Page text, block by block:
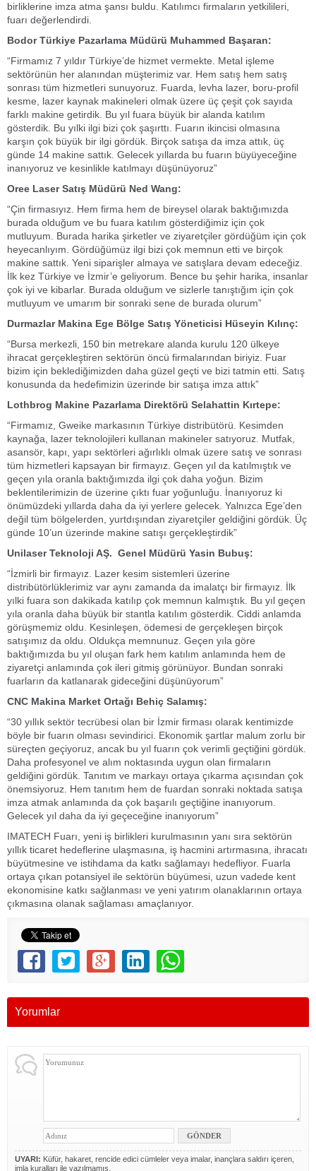
birliklerine imza atma şansı buldu. Katılımcı firmaların yetkilileri,
fuarı değerlendirdi.
Bodor Türkiye Pazarlama Müdürü Muhammed Başaran:
“Firmamız 7 yıldır Türkiye’de hizmet vermekte. Metal işleme
sektörünün her alanından müşterimiz var. Hem satış hem satış
sonrası tüm hizmetleri sunuyoruz. Fuarda, levha lazer, boru-profil
kesme, lazer kaynak makineleri olmak üzere üç çeşit çok sayıda
farklı makine getirdik. Bu yıl fuara büyük bir alanda katılım
gösterdik. Bu yılki ilgi bizi çok şaşırttı. Fuarın ikincisi olmasına
karşın çok büyük bir ilgi gördük. Birçok satışa da imza attık, üç
günde 14 makine sattık. Gelecek yıllarda bu fuarın büyüyeceğine
inanıyoruz ve kesinlikle katılmayı düşünüyoruz”
Oree Laser Satış Müdürü Ned Wang:
“Çin firmasıyız. Hem firma hem de bireysel olarak baktığımızda
burada olduğum ve bu fuara katılım gösterdiğimiz için çok
mutluyum. Burada harika şirketler ve ziyaretçiler gördüğüm için çok
heyecanlıyım. Gördüğümüz ilgi bizi çok memnun etti ve birçok
makine sattık. Yeni siparişler almaya ve satışlara devam edeceğiz.
İlk kez Türkiye ve İzmir’e geliyorum. Bence bu şehir harika, insanlar
çok iyi ve kibarlar. Burada olduğum ve sizlerle tanıştığım için çok
mutluyum ve umarım bir sonraki sene de burada olurum”
Durmazlar Makina Ege Bölge Satış Yöneticisi Hüseyin Kılınç:
“Bursa merkezli, 150 bin metrekare alanda kurulu 120 ülkeye
ihracat gerçekleştiren sektörün öncü firmalarından biriyiz. Fuar
bizim için beklediğimizden daha güzel geçti ve bizi tatmin etti. Satış
konusunda da hedefimizin üzerinde bir satışa imza attık”
Lothbrog Makine Pazarlama Direktörü Selahattin Kırtepe:
“Firmamız, Gweike markasının Türkiye distribütörü. Kesimden
kaynağa, lazer teknolojileri kullanan makineler satıyoruz. Mutfak,
asansör, kapı, yapı sektörleri ağırlıklı olmak üzere satış ve sonrası
tüm hizmetleri kapsayan bir firmayız. Geçen yıl da katılmıştık ve
geçen yıla oranla baktığımızda ilgi çok daha yoğun. Bizim
beklentilerimizin de üzerine çıktı fuar yoğunluğu. İnanıyoruz ki
önümüzdeki yıllarda daha da iyi yerlere gelecek. Yalnızca Ege’den
değil tüm bölgelerden, yurtdışından ziyaretçiler geldiğini gördük. Üç
günde 10’un üzerinde makine satışı gerçekleştirdik”
Unilaser Teknoloji AŞ. Genel Müdürü Yasin Bubuş:
“İzmirli bir firmayız. Lazer kesim sistemleri üzerine
distribütörlüklerimiz var aynı zamanda da imalatçı bir firmayız. İlk
yılki fuara son dakikada katılıp çok memnun kalmıştık. Bu yıl geçen
yıla oranla daha büyük bir stantla katılım gösterdik. Ciddi anlamda
görüşmemiz oldu. Kesinleşen, ödemesi de gerçekleşen birçok
satışımız da oldu. Oldukça memnunuz. Geçen yıla göre
baktığımızda bu yıl oluşan fark hem katılım anlamında hem de
ziyaretçi anlamında çok ileri gitmiş görünüyor. Bundan sonraki
fuarların da katlanarak gideceğini düşünüyorum”
CNC Makina Market Ortağı Behiç Salamış:
“30 yıllık sektör tecrübesi olan bir İzmir firması olarak kentimizde
böyle bir fuarın olması sevindirici. Ekonomik şartlar malum zorlu bir
süreçten geçiyoruz, ancak bu yıl fuarın çok verimli geçtiğini gördük.
Daha profesyonel ve alım noktasında uygun olan firmaların
geldiğini gördük. Tanıtım ve markayı ortaya çıkarma açısından çok
önemsiyoruz. Hem tanıtım hem de fuardan sonraki noktada satışa
imza atmak anlamında da çok başarılı geçtiğine inanıyorum.
Gelecek yıl daha da iyi geçeceğine inanıyorum”
IMATECH Fuarı, yeni iş birlikleri kurulmasının yanı sıra sektörün
yıllık ticaret hedeflerine ulaşmasına, iş hacmini artırmasına, ihracatı
büyütmesine ve istihdama da katkı sağlamayı hedefliyor. Fuarla
ortaya çıkan potansiyel ile sektörün büyümesi, uzun vadede kent
ekonomisine katkı sağlanması ve yeni yatırım olanaklarının ortaya
çıkmasına olanak sağlaması amaçlanıyor.
Yorumlar
UYARI: Küfür, hakaret, rencide edici cümleler veya imalar, inançlara saldırı içeren,
imla kuralları ile yazılmamış,